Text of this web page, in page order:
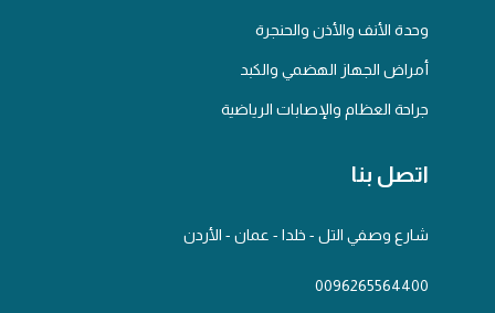
وحدة الأنف والأذن والحنجرة
أمراض الجهاز الهضمي والكبد
جراحة العظام والإصابات الرياضية
اتصل بنا
شارع وصفي التل - خلدا - عمان - الأردن
0096265564400